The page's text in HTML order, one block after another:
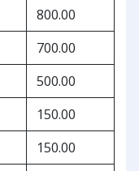
800.00
700.00
500.00
150.00
150.00